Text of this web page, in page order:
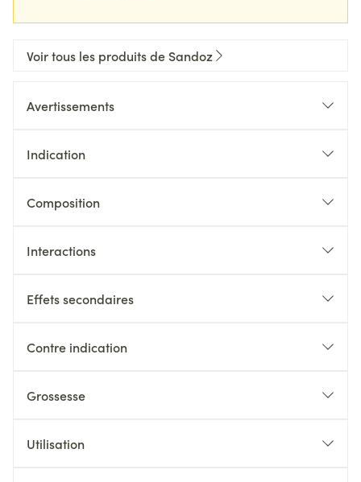
Voir tous les produits de Sandoz
Avertissements
Indication
Composition
Interactions
Effets secondaires
Contre indication
Grossesse
Utilisation